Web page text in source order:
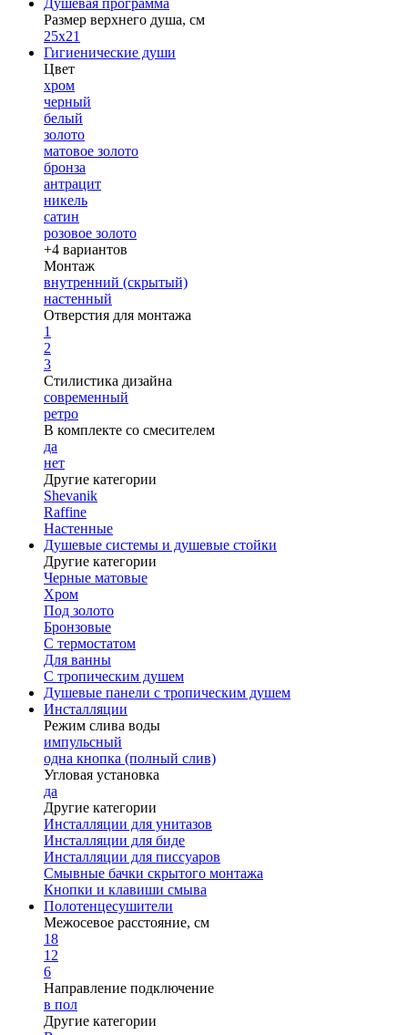
Душевая программа
Размер верхнего душа, см
25х21
Гигиенические души
Цвет
хром
черный
белый
золото
матовое золото
бронза
антрацит
никель
сатин
розовое золото
+4 вариантов
Монтаж
внутренний (скрытый)
настенный
Отверстия для монтажа
1
2
3
Стилистика дизайна
современный
ретро
В комплекте со смесителем
да
нет
Другие категории
Shevanik
Raffine
Настенные
Душевые системы и душевые стойки
Другие категории
Черные матовые
Хром
Под золото
Бронзовые
С термостатом
Для ванны
С тропическим душем
Душевые панели с тропическим душем
Инсталляции
Режим слива воды
импульсный
одна кнопка (полный слив)
Угловая установка
да
Другие категории
Инсталляции для унитазов
Инсталляции для биде
Инсталляции для писсуаров
Смывные бачки скрытого монтажа
Кнопки и клавиши смыва
Полотенцесушители
Межосевое расстояние, см
18
12
6
Направление подключение
в пол
Другие категории